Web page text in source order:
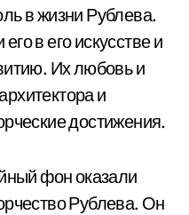
в жизни Рублева.
в его искусстве и
Их любовь и
и
достижения.
фон оказали
Рублева. Он